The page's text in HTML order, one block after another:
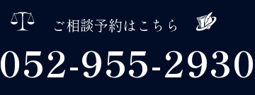
ご相談予約はこちら
052-955-2930